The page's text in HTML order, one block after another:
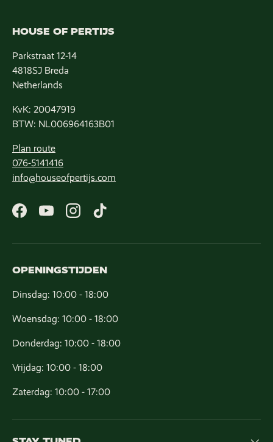
HOUSE OF PERTIJS
Parkstraat 12-14
4818SJ Breda
Netherlands
KvK: 20047919
BTW: NL006964163B01
Plan route
076-5141416
info@houseofpertijs.com
Facebook
YouTubeInstagram
TikTok
OPENINGSTIJDEN
Dinsdag: 10:00 - 18:00
Woensdag: 10:00 - 18:00
Donderdag: 10:00 - 18:00
Vrijdag: 10:00 - 18:00
Zaterdag: 10:00 - 17:00